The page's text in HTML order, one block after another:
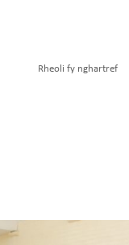
Rheoli fy nghartref